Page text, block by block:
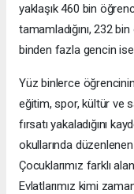
yaklaşık 460 bin
tamamladığını, 232
binden fazla gencin ise
Yüz binlerce
eğitim, spor, kültür ve
fırsatı yakaladığını
okullarında
Çocuklarımız farklı
Evlatlarımız kimi